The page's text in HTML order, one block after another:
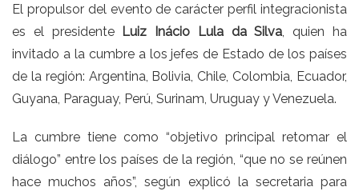
El propulsor del evento de carácter perfil integracionista
es el presidente Luiz Inácio Lula da Silva , quien ha
invitado a la cumbre a los jefes de Estado de los países
de la región: Argentina, Bolivia, Chile, Colombia, Ecuador,
Guyana, Paraguay, Perú, Surinam, Uruguay y Venezuela.
La cumbre tiene como “objetivo principal retomar el
diálogo” entre los países de la región, “que no se reúnen
hace muchos años”, según explicó la secretaria para